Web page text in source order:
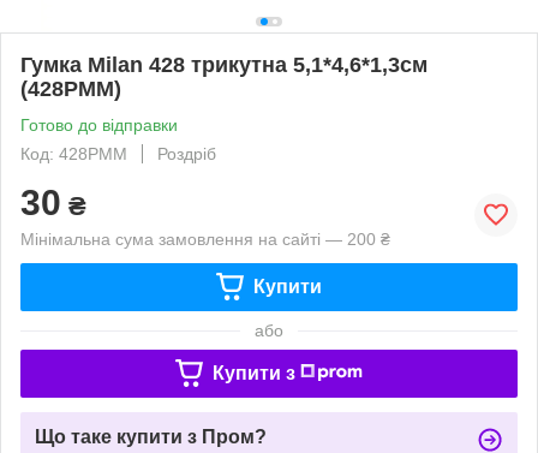
Гумка Milan 428 трикутна 5,1*4,6*1,3см
(428PMM)
Готово до відправки
Код: 428PMM
Роздріб
30 ₴
Мінімальна сума замовлення на сайті — 200 ₴
Купити
або
Купити з
Що таке купити з Пром?